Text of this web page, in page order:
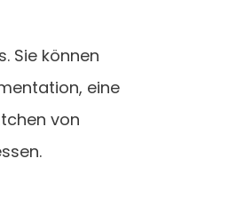
Sie können
eine
von